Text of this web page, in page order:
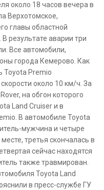
около 18 часов вечера в
Верхотомское,
главы областной
результате аварии три
Все автомобили,
города Кемерово. Как
Toyota Premio
около 10 км/ч. За
на обгон которого
Land Cruiser и в
В автомобиле Toyota
мужчина и четыре
третья скончалась в
сейчас находятся
также травмирован.
Toyota Land
в пресс-службе ГУ